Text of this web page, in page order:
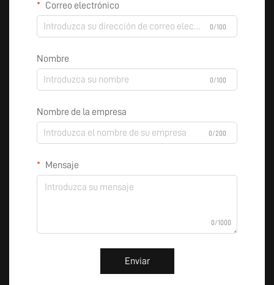
Correo electrónico
0/100
Nombre
0/100
Nombre de la empresa
0/200
Mensaje
0/1000
Enviar